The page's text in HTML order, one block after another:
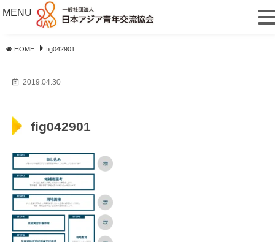
HOME fig042901
2019.04.30
fig042901
MENU